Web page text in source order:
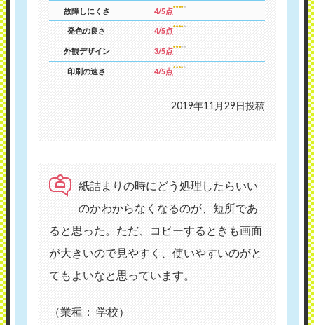
故障しにくさ 4/5点
発色の良さ 4/5点
外観デザイン 3/5点
印刷の速さ 4/5点
2019年11月29日投稿
紙詰まりの時にどう処理したらいい
のかわからなくなるのが、短所であ
ると思った。ただ、コピーするときも画面
が大きいので見やすく、使いやすいのがと
てもよいなと思っています。
（業種： 学校）